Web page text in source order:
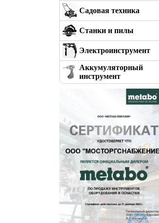
Садовая техника
Станки и пилы
Электроинструмент
Аккумуляторный
инструмент